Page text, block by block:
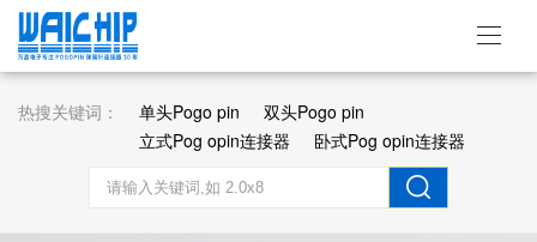
热搜关键词： 单头Pogo pin
双头Pogo pin
立式Pog opin连接器
卧式Pog opin连接器